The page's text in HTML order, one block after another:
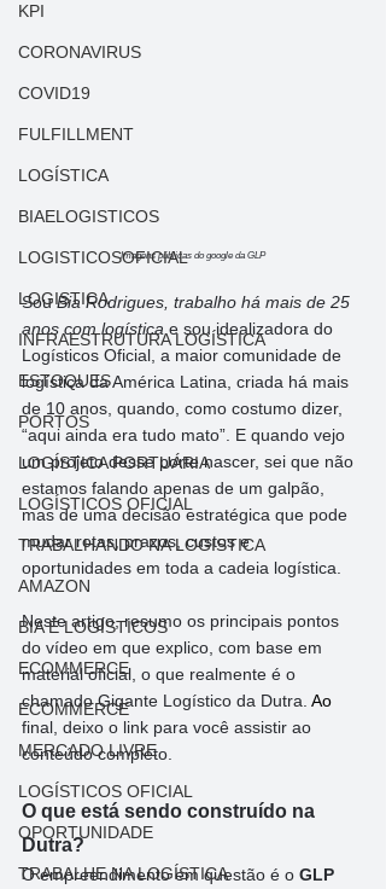
KPI
CORONAVIRUS
COVID19
FULFILLMENT
LOGÍSTICA
BIAELOGISTICOS
LOGISTICOSOFICIAL
LOGISTICA
INFRAESTRUTURA LOGÍSTICA
ESTOQUES
PORTOS
LOGÍSTICA PORTUÁRIA
LOGÍSTICOS OFICIAL
TRABALHANDO NA LOGISTICA
AMAZON
BIA É LOGÍSTICOS
ECOMMERCE
ECOMMERCE
MERCADO LIVRE
LOGÍSTICOS OFICIAL
OPORTUNIDADE
TRABALHE NA LOGÍSTICA
Imagens públicas do google da GLP
Sou Bia Rodrigues, trabalho há mais de 25
anos com logística e sou idealizadora do
Logísticos Oficial, a maior comunidade de
logística da América Latina, criada há mais
de 10 anos, quando, como costumo dizer,
“aqui ainda era tudo mato”. E quando vejo
um projeto desse porte nascer, sei que não
estamos falando apenas de um galpão,
mas de uma decisão estratégica que pode
mudar rotas, prazos, custos e
oportunidades em toda a cadeia logística.
Neste artigo, resumo os principais pontos
do vídeo em que explico, com base em
material oficial, o que realmente é o
chamado Gigante Logístico da Dutra. Ao
final, deixo o link para você assistir ao
conteúdo completo.
O que está sendo construído na
Dutra?
O empreendimento em questão é o GLP